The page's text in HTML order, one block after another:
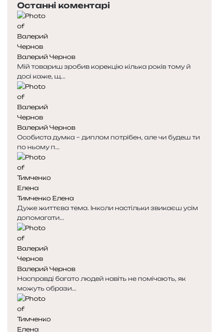
Останні коментарі
Валерий Чернов
Мій товариш зробив корекцію кілька років тому й
досі каже, щ...
Валерий Чернов
Особиста думка – диплом потрібен, але чи будеш ти
по ньому п...
Тимченко Елена
Дуже життєва тема. Інколи настільки звикаєш усім
допомагати...
Валерий Чернов
Насправді багато людей навіть не помічають, як
можуть образи...